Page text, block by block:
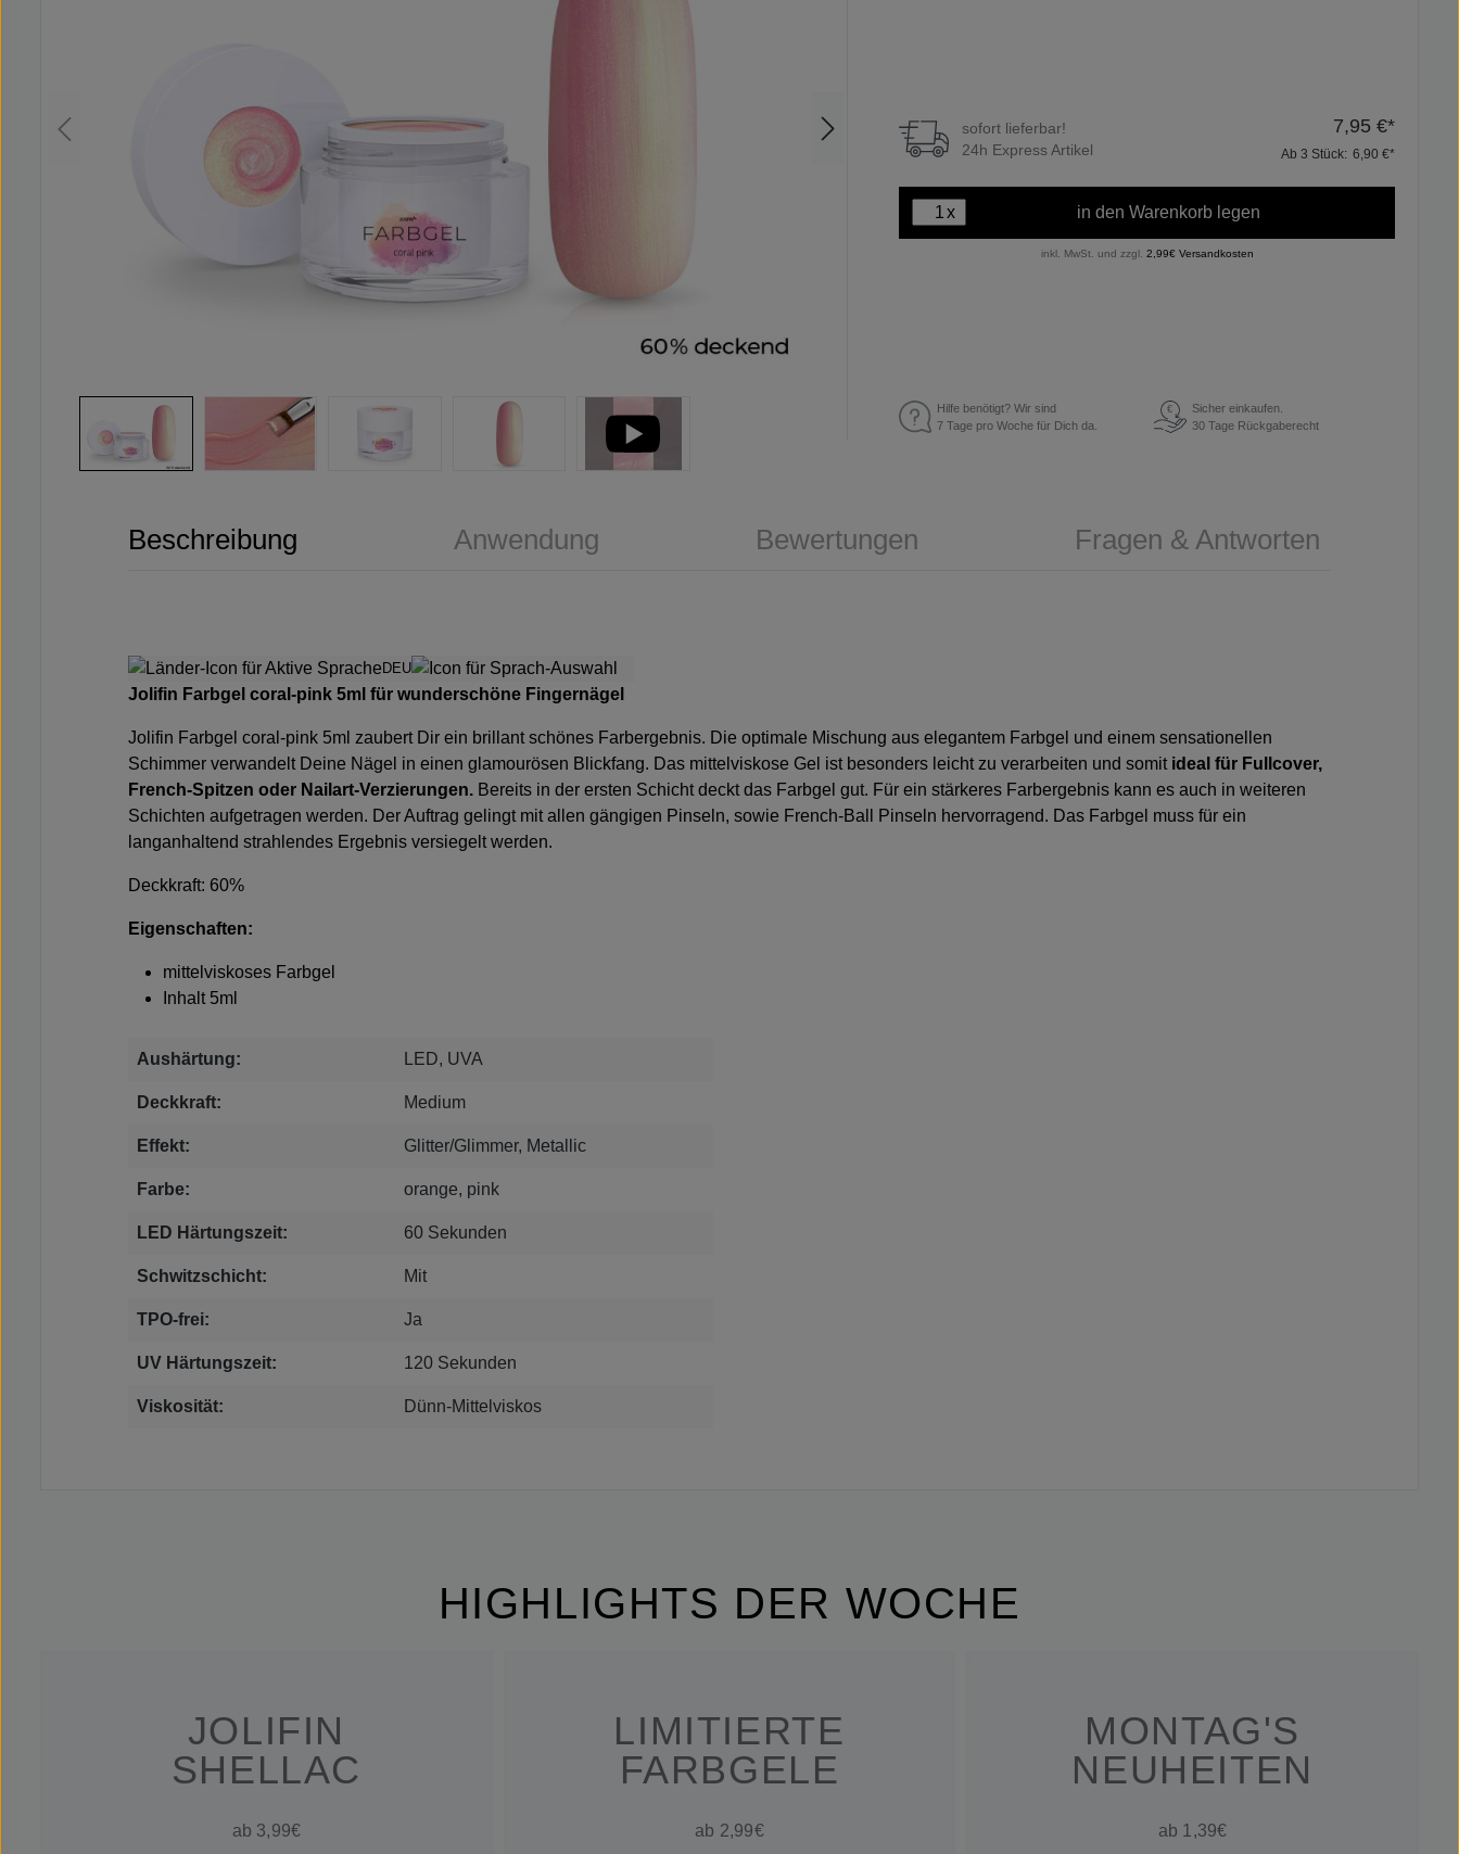
sofort lieferbar!
24h Express Artikel
7,95 €*
Ab 3 Stück: 6,90 €*
x in den Warenkorb legen
inkl. MwSt. und zzgl. 2,99€ Versandkosten
Hilfe benötigt? Wir sind
7 Tage pro Woche für Dich da.
€
Sicher einkaufen.
30 Tage Rückgaberecht
Beschreibung Anwendung Bewertungen Fragen & Antworten
DEU
Jolifin Farbgel coral-pink 5ml für wunderschöne Fingernägel
Jolifin Farbgel coral-pink 5ml zaubert Dir ein brillant schönes Farbergebnis. Die optimale Mischung aus elegantem Farbgel und einem sensationellen
Schimmer verwandelt Deine Nägel in einen glamourösen Blickfang. Das mittelviskose Gel ist besonders leicht zu verarbeiten und somit ideal für Fullcover,
French-Spitzen oder Nailart-Verzierungen. Bereits in der ersten Schicht deckt das Farbgel gut. Für ein stärkeres Farbergebnis kann es auch in weiteren
Schichten aufgetragen werden. Der Auftrag gelingt mit allen gängigen Pinseln, sowie French-Ball Pinseln hervorragend. Das Farbgel muss für ein
langanhaltend strahlendes Ergebnis versiegelt werden.
Deckkraft: 60%
Eigenschaften:
mittelviskoses Farbgel
Inhalt 5ml
Aushärtung: LED, UVA
Deckkraft: Medium
Effekt: Glitter/Glimmer, Metallic
Farbe: orange, pink
LED Härtungszeit: 60 Sekunden
Schwitzschicht: Mit
TPO-frei: Ja
UV Härtungszeit: 120 Sekunden
Viskosität: Dünn-Mittelviskos
HIGHLIGHTS DER WOCHE
JOLIFIN
SHELLAC
ab 3,99€
LIMITIERTE
FARBGELE
ab 2,99€
MONTAG'S
NEUHEITEN
ab 1,39€